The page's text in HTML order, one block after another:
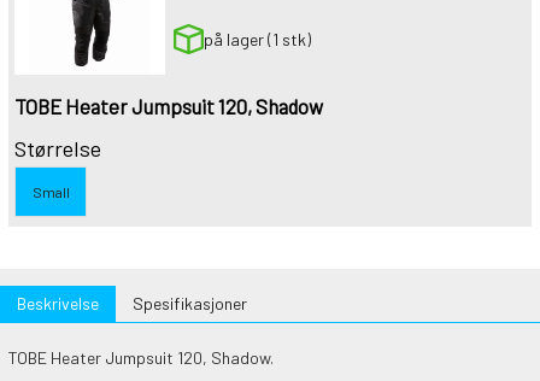
på lager (1 stk)
TOBE Heater Jumpsuit 120, Shadow
Størrelse
Small
Beskrivelse Spesifikasjoner
TOBE Heater Jumpsuit 120, Shadow.